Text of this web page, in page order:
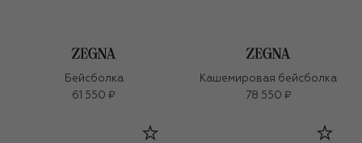
Бейсболка
61 550 ₽
Кашемировая бейсболка
78 550 ₽